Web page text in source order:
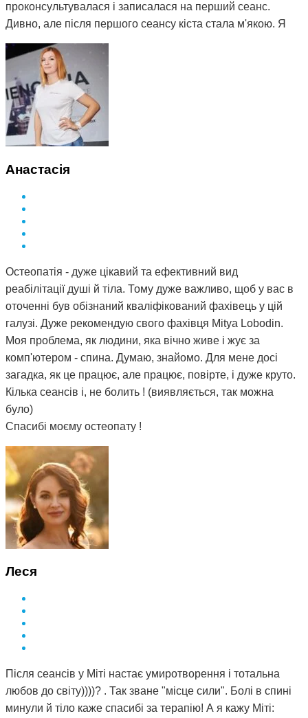
проконсультувалася і записалася на перший сеанс.
Дивно, але після першого сеансу кіста стала м'якою. Я
почала відвідувати сеанси за призначенням Дмитра і
через 3 місяці вона повністю розсмокталася. Як це
працює, взагалі не розумію. Те, чого ліки не змогли
зробити за півтора року, зміг зробити Дмитро і за такий
невеликий термін. Лікар у поліклініці сказав, що мені
просто пощастило і я на досвідченого фахівця
натрапила. А ще кажуть, що здоров'я за гроші не купиш.
Анастасія
Остеопатія - дуже цікавий та ефективний вид
реабілітації душі й тіла. Тому дуже важливо, щоб у вас в
оточенні був обізнаний кваліфікований фахівець у цій
галузі. Дуже рекомендую свого фахівця Mitya Lobodin.
Моя проблема, як людини, яка вічно живе і жує за
комп'ютером - спина. Думаю, знайомо. Для мене досі
загадка, як це працює, але працює, повірте, і дуже круто.
Кілька сеансів і, не болить ! (виявляється, так можна
було)
Спасибі моєму остеопату !
Леся
Після сеансів у Міті настає умиротворення і тотальна
любов до світу))))? . Так зване "місце сили". Болі в спині
минули й тіло каже спасибі за терапію! А я кажу Міті: